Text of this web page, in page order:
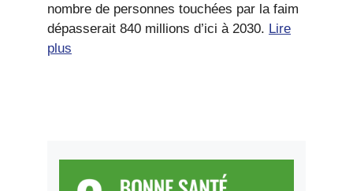
nombre de personnes touchées par la faim
dépasserait 840 millions d’ici à 2030. Lire
plus